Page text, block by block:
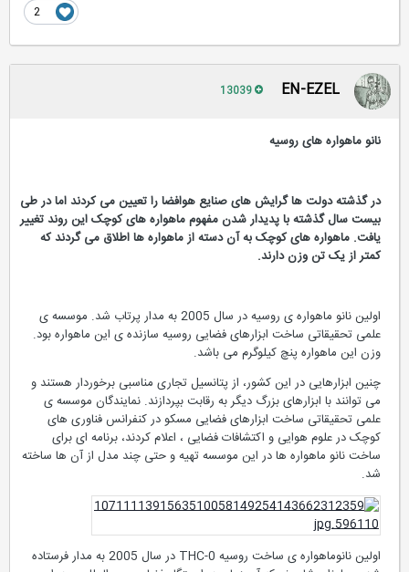
EN-EZEL
نانو ماهواره های روسیه
در گذشته دولت ها گرایش های صنایع هوافضا را تعیین می کردند اما در طی
بیست سال گذشته با پدیدار شدن مفهوم ماهواره های کوچک این روند تغییر
یافت. ماهواره های کوچک به آن دسته از ماهواره ها اطلاق می گردند که
کمتر از یک تن وزن دارند.
اولین نانو ماهواره ی روسیه در سال 2005 به مدار پرتاب شد. موسسه ی
علمی تحقیقاتی ساخت ابزارهای فضایی روسیه سازنده ی این ماهواره بود.
وزن این ماهواره پنچ کیلوگرم می باشد.
چنین ابزارهایی در این کشور، از پتانسیل تجاری مناسبی برخوردار هستند و
می توانند با ابزارهای بزرگ دیگر به رقابت بپردازند. نمایندگان موسسه ی
علمی تحقیقاتی ساخت ابزارهای فضایی مسکو در کنفرانس فناوری های
کوچک در علوم هوایی و اکتشافات فضایی ، اعلام کردند، برنامه ای برای
ساخت نانو ماهواره ها در این موسسه تهیه و حتی چند مدل از آن ها ساخته
شد.
اولین نانوماهواره ی ساخت روسیه THC-0 در سال 2005 به مدار فرستاده